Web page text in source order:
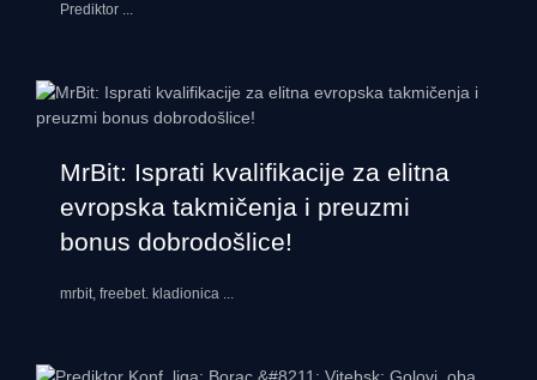
Prediktor ...
MrBit: Isprati kvalifikacije za elitna
evropska takmičenja i preuzmi
bonus dobrodošlice!
mrbit, freebet. kladionica ...